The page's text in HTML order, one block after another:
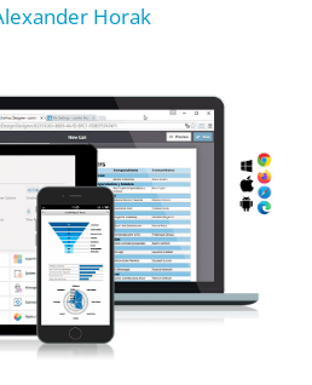
Horak